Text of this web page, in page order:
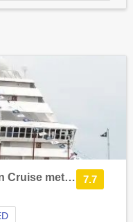
7.7
8 daagse Canarische Eilanden Cruise met de Costa Smeralda vanuit Santa Cruz de Tenerife langs Canarische Eilanden en Spanje